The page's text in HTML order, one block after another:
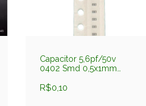
Capacitor 5,6pf/50v
0402 Smd 0,5x1mm
Darfon
R$0,10